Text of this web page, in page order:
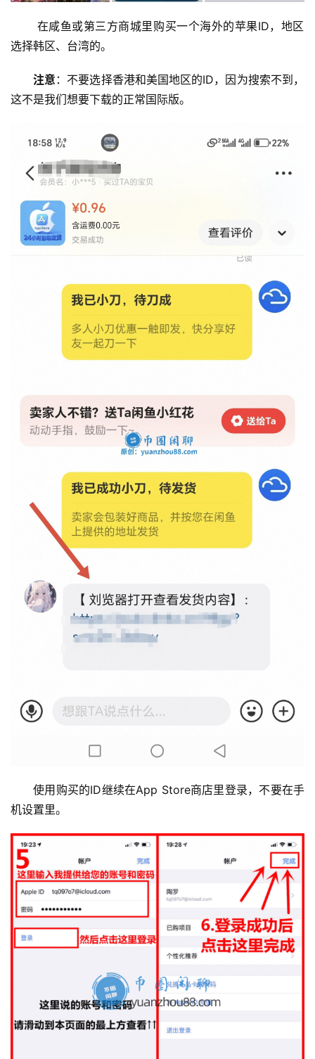
币
币
选择韩区、台湾的。
注意 ：不要选择香港和美国地区的ID，因为搜索不到，
这不是我们想要下载的正常国际版。
使用购买的ID继续在App Store商店里登录，不要在手
机设置里。